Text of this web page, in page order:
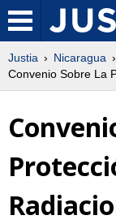
Justia Nicaragua
Convenio Sobre La